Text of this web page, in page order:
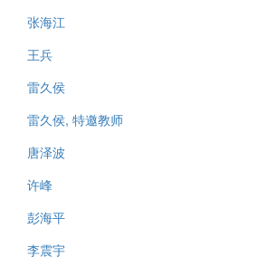
张海江
王兵
雷久侯
雷久侯, 特邀教师
唐泽波
许峰
彭海平
李震宇